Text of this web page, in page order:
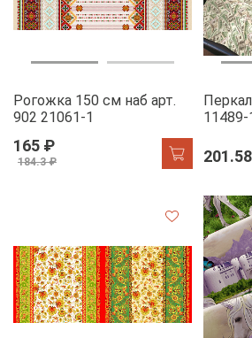
Рогожка 150 см наб арт.
902 21061-1
165 ₽
184.3 ₽